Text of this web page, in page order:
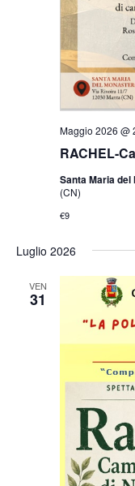
RACHEL-
Maggio 2026 @
Santa Maria del
(CN)
€9
Luglio 2026
VEN
31